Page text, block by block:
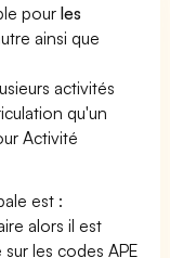
pourles
ainsi que
activités
qu'un
Activité
est :
alors il est
les codes APE